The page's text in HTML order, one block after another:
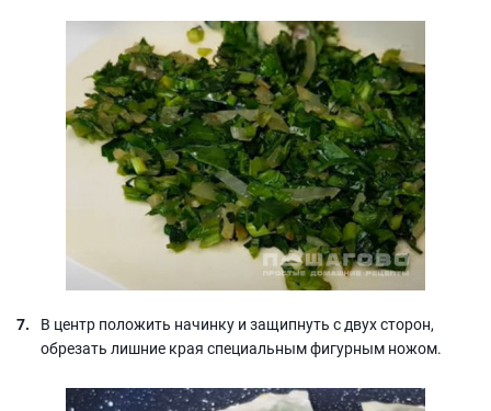
В центр положить начинку и защипнуть с двух сторон,
обрезать лишние края специальным фигурным ножом.